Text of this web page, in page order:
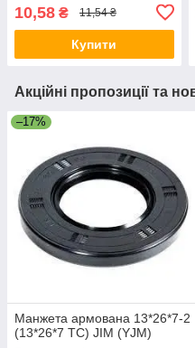
10,58 ₴ 11,54 ₴
Купити
Акційні пропозиції та
–17%
Манжета армована 13*26*7-2
(13*26*7 TC) JIM (YJM)